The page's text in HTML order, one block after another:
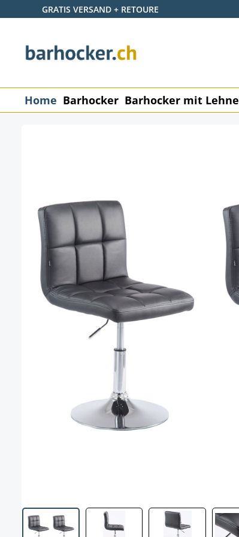
Hauptinhalt springen
Zur Suche springen
Zur Hauptnavigation springen
GRATIS VERSAND + RETOURE
Home Barhocker Barhocker mit Lehne